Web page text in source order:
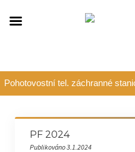
Pohotovostní tel. záchranné
PF 2024
Publikováno 3.1.2024